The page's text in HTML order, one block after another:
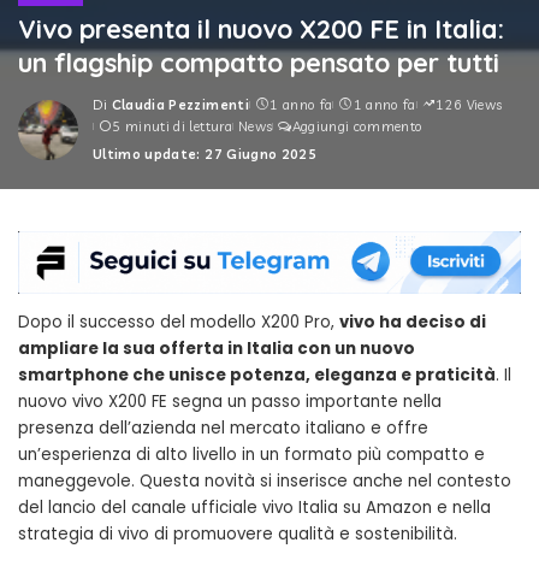
Vivo presenta il nuovo X200 FE in Italia:
un flagship compatto pensato per tutti
Posted
by
Di Claudia Pezzimenti 1 anno fa 1 anno fa
126 Views
5 minuti di lettura News
Aggiungi commento
Ultimo update: 27 Giugno 2025
Dopo il successo del modello X200 Pro, vivo ha deciso di
ampliare la sua offerta in Italia con un nuovo
smartphone che unisce potenza, eleganza e praticità. Il
nuovo vivo X200 FE segna un passo importante nella
presenza dell’azienda nel mercato italiano e offre
un’esperienza di alto livello in un formato più compatto e
maneggevole. Questa novità si inserisce anche nel contesto
del lancio del canale ufficiale vivo Italia su Amazon e nella
strategia di vivo di promuovere qualità e sostenibilità.